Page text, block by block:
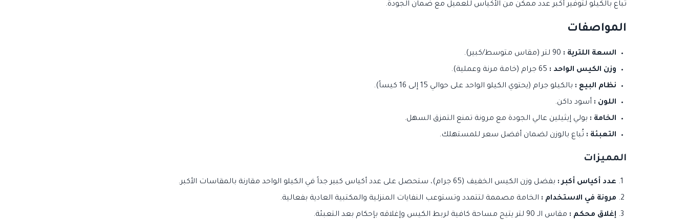
تُباع بالكيلو لتوفير أكبر عدد ممكن من الأكياس للعميل مع ضمان الجودة.
المواصفات
السعة اللترية :
وزن الكيس الواحد :
نظام البيع : بالكيلو جرام (يحتوي الكيلو الواحد على حوالي 15 إلى 16 كيساً).
اللون : أسود داكن.
الخامة : بولي إيثيلين عالي الجودة مع مرونة تمنع التمزق السهل.
التعبئة : تُباع بالوزن لضمان أفضل سعر للمستهلك.
المميزات
عدد أكياس أكبر : بفضل وزن الكيس الخفيف (65 جرام)، ستحصل على عدد أكياس كبير جداً في الكيلو الواحد مقارنة بالمقاسات الأكبر.
مرونة في الاستخدام : الخامة مصممة لتتمدد وتستوعب النفايات المنزلية والمكتبية العادية بفعالية.
إغلاق محكم : مقاس الـ 90 لتر يتيح مساحة كافية لربط الكيس وإغلاقه بإحكام بعد التعبئة.